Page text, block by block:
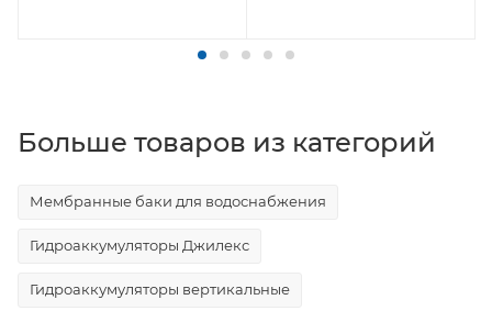
Больше товаров из категорий
Мембранные баки для водоснабжения
Гидроаккумуляторы Джилекс
Гидроаккумуляторы вертикальные